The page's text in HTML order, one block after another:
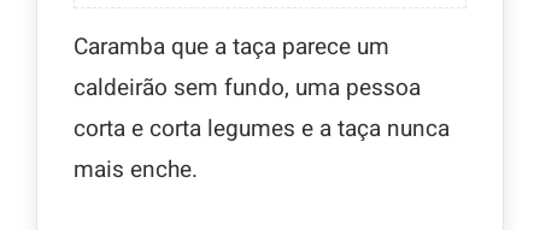
Caramba que a taça parece um
caldeirão sem fundo, uma pessoa
corta e corta legumes e a taça nunca
mais enche.